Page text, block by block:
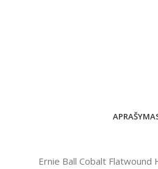
Ernie Ball Cobalt Flatwound